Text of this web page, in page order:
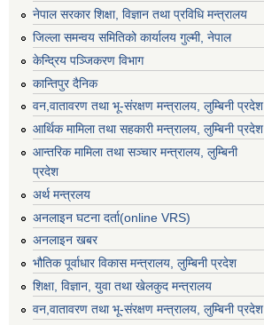
नेपाल सरकार शिक्षा, विज्ञान तथा प्रविधि मन्त्रालय
जिल्ला समन्वय समितिको कार्यालय गुल्मी, नेपाल
केन्द्रिय पञ्जिकरण विभाग
कान्तिपुर दैनिक
वन,वातावरण तथा भू-संरक्षण मन्त्रालय, लुम्बिनी प्रदेश
आर्थिक मामिला तथा सहकारी मन्त्रालय, लुम्बिनी प्रदेश
आन्तरिक मामिला तथा सञ्चार मन्त्रालय, लुम्बिनी
प्रदेश
अर्थ मन्त्रलय
अनलाइन घटना दर्ता(online VRS)
अनलाइन खबर
भौतिक पूर्वाधार विकास मन्त्रालय, लुम्बिनी प्रदेश
शिक्षा, विज्ञान, युवा तथा खेलकुद मन्‍‍त्रालय
वन,वातावरण तथा भू-संरक्षण मन्त्रालय, लुम्बिनी प्रदेश